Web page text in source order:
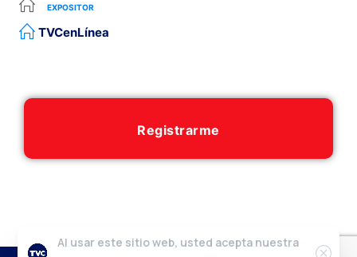
EXPOSITOR
TVCenLínea
Registrarme
Al usar este sitio web, usted acepta nuestra